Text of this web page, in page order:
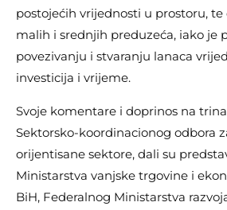
postojećih vrijednosti u prostoru,
malih i srednjih preduzeća, iako je
povezivanju i stvaranju lanaca
investicija i vrijeme.
Svoje komentare i doprinos na
Sektorsko-koordinacionog odbora
orijentisane sektore, dali su
Ministarstva vanjske trgovine i
BiH, Federalnog Ministarstva